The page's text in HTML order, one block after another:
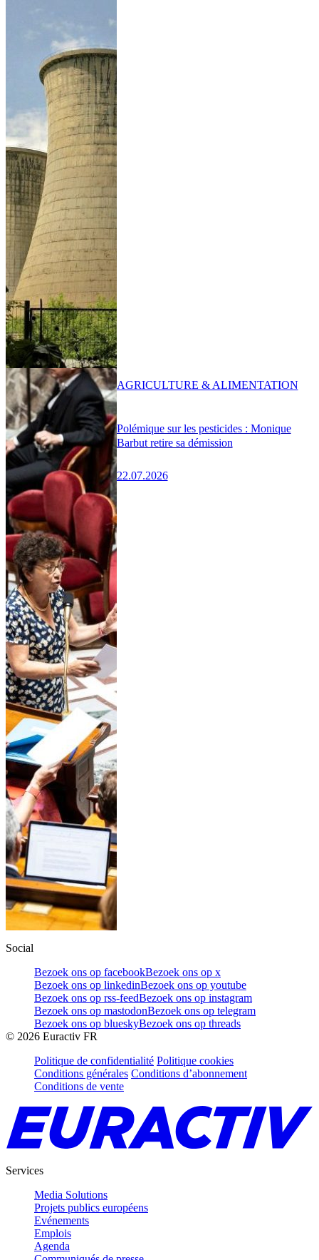
Polémique sur les pesticides : Monique
Barbut retire sa démission
22.07.2026
AGRICULTURE & ALIMENTATION
Social
Bezoek ons op facebookBezoek ons op x
Bezoek ons op linkedinBezoek ons op youtube
Bezoek ons op rss-feedBezoek ons op instagram
Bezoek ons op mastodonBezoek ons op telegram
Bezoek ons op blueskyBezoek ons op threads
© 2026 Euractiv FR
Politique de confidentialité Politique cookies
Conditions générales Conditions d’abonnement
Conditions de vente
Services
Media Solutions
Projets publics européens
Evénements
Emplois
Agenda